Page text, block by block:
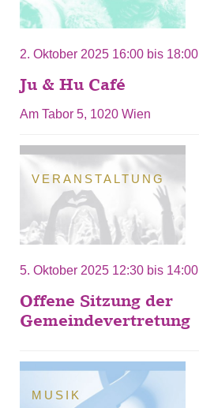
2. Oktober 2025 16:00 bis 18:00
Ju & Hu Café
Am Tabor 5, 1020 Wien
VERANSTALTUNG
5. Oktober 2025 12:30 bis 14:00
Offene Sitzung der
Gemeindevertretung
MUSIK